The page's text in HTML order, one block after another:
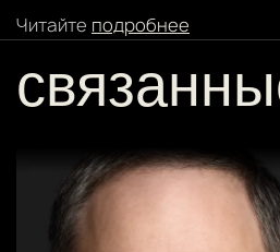
Читайте подробнее